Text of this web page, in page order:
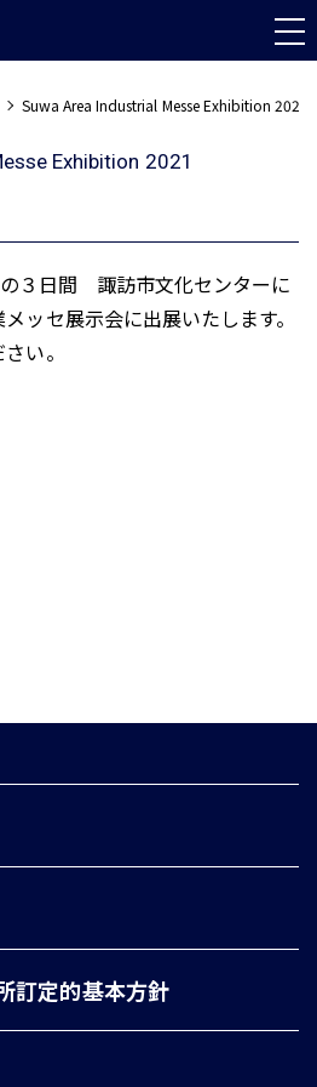
Suwa Area Industrial Messe Exhibition 2021
Exhibition 2021
３日間 諏訪市文化センターに
ッセ展示会に出展いたします。
い。
訂定的基本方針